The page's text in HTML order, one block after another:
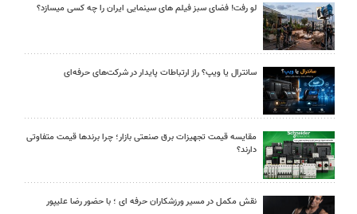
لو رفت! فضای سبز فیلم های سینمایی ایران را چه کسی میسازد؟
سانترال یا ویپ؟ راز ارتباطات پایدار در شرکت‌های حرفه‌ای
مقایسه قیمت تجهیزات برق صنعتی بازار؛ چرا برندها قیمت متفاوتی
دارند؟
نقش مکمل در مسیر ورزشکاران حرفه ای ؛ با حضور رضا علیپور